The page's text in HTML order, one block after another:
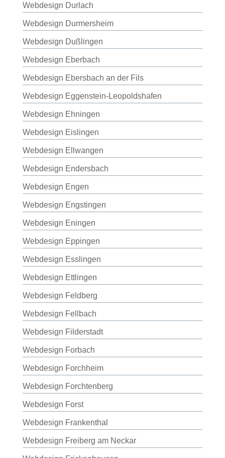
Webdesign Durlach
Webdesign Durmersheim
Webdesign Dußlingen
Webdesign Eberbach
Webdesign Ebersbach an der Fils
Webdesign Eggenstein-Leopoldshafen
Webdesign Ehningen
Webdesign Eislingen
Webdesign Ellwangen
Webdesign Endersbach
Webdesign Engen
Webdesign Engstingen
Webdesign Eningen
Webdesign Eppingen
Webdesign Esslingen
Webdesign Ettlingen
Webdesign Feldberg
Webdesign Fellbach
Webdesign Filderstadt
Webdesign Forbach
Webdesign Forchheim
Webdesign Forchtenberg
Webdesign Forst
Webdesign Frankenthal
Webdesign Freiberg am Neckar